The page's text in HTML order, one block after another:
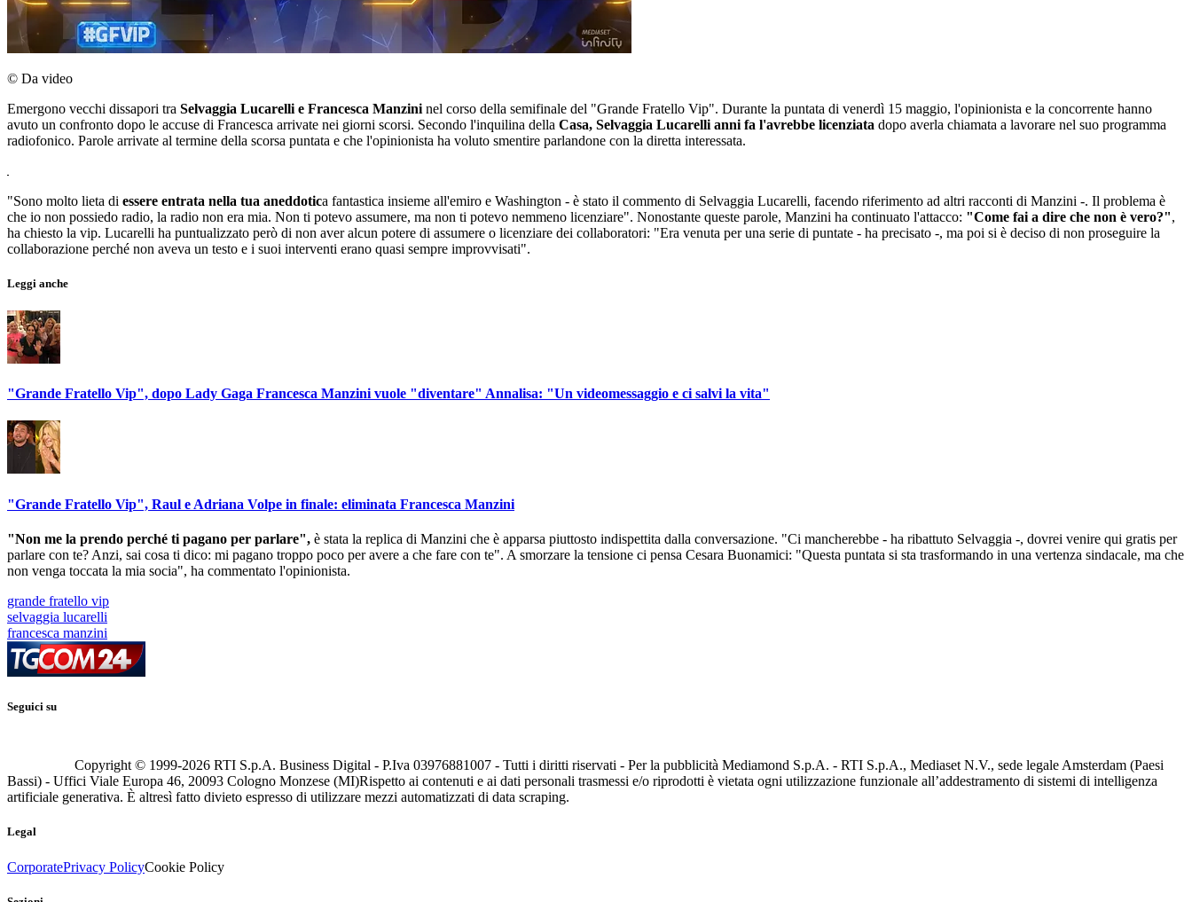
© Da video
Emergono vecchi dissapori tra Selvaggia Lucarelli e Francesca Manzini nel corso della semifinale del "Grande Fratello Vip". Durante la puntata di venerdì 15 maggio, l'opinionista e la concorrente hanno
avuto un confronto dopo le accuse di Francesca arrivate nei giorni scorsi. Secondo l'inquilina della Casa, Selvaggia Lucarelli anni fa l'avrebbe licenziata dopo averla chiamata a lavorare nel suo programma
radiofonico. Parole arrivate al termine della scorsa puntata e che l'opinionista ha voluto smentire parlandone con la diretta interessata.
"Sono molto lieta di essere entrata nella tua aneddotica fantastica insieme all'emiro e Washington - è stato il commento di Selvaggia Lucarelli, facendo riferimento ad altri racconti di Manzini -. Il problema è
che io non possiedo radio, la radio non era mia. Non ti potevo assumere, ma non ti potevo nemmeno licenziare". Nonostante queste parole, Manzini ha continuato l'attacco: "Come fai a dire che non è vero?",
ha chiesto la vip. Lucarelli ha puntualizzato però di non aver alcun potere di assumere o licenziare dei collaboratori: "Era venuta per una serie di puntate - ha precisato -, ma poi si è deciso di non proseguire la
collaborazione perché non aveva un testo e i suoi interventi erano quasi sempre improvvisati".
Leggi anche
"Grande Fratello Vip", dopo Lady Gaga Francesca Manzini vuole "diventare" Annalisa: "Un videomessaggio e ci salvi la vita"
"Grande Fratello Vip", Raul e Adriana Volpe in finale: eliminata Francesca Manzini
"Non me la prendo perché ti pagano per parlare", è stata la replica di Manzini che è apparsa piuttosto indispettita dalla conversazione. "Ci mancherebbe - ha ribattuto Selvaggia -, dovrei venire qui gratis per
parlare con te? Anzi, sai cosa ti dico: mi pagano troppo poco per avere a che fare con te". A smorzare la tensione ci pensa Cesara Buonamici: "Questa puntata si sta trasformando in una vertenza sindacale, ma che
non venga toccata la mia socia", ha commentato l'opinionista.
grande fratello vip
selvaggia lucarelli
francesca manzini
Seguici su
Copyright © 1999-2026 RTI S.p.A. Business Digital - P.Iva 03976881007 - Tutti i diritti riservati - Per la pubblicità Mediamond S.p.A. - RTI S.p.A., Mediaset N.V., sede legale Amsterdam (Paesi
Bassi) - Uffici Viale Europa 46, 20093 Cologno Monzese (MI)Rispetto ai contenuti e ai dati personali trasmessi e/o riprodotti è vietata ogni utilizzazione funzionale all’addestramento di sistemi di intelligenza
artificiale generativa. È altresì fatto divieto espresso di utilizzare mezzi automatizzati di data scraping.
Legal
CorporatePrivacy PolicyCookie Policy